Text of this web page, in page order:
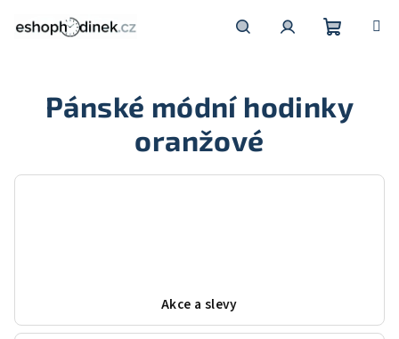
košík
Pánské módní hodinky
oranžové
Akce a slevy